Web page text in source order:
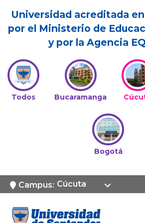
Universidad acreditada
por el Ministerio de
y por la Agencia
Todos Bucaramanga
Bogotá
Campus: Cúcuta